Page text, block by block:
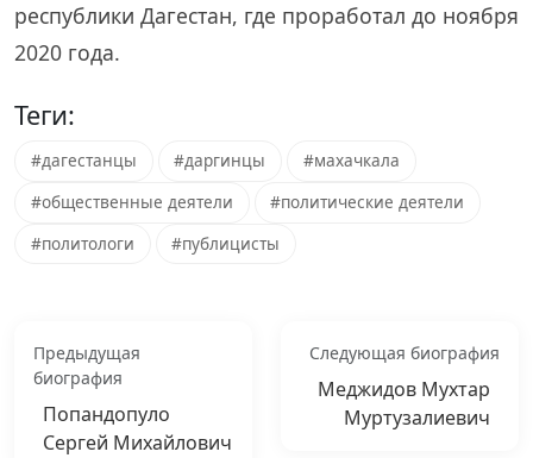
республики Дагестан, где проработал до ноября
2020 года.
Теги:
#дагестанцы #даргинцы
#махачкала
#общественные деятели
#политические деятели
#политологи
#публицисты
Предыдущая
биография
Попандопуло
Сергей Михайлович
Следующая биография
Меджидов Мухтар
Муртузалиевич